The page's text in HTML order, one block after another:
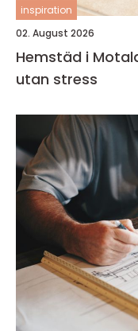
inspiration
02. August 2026
Hemstäd i
utan stress